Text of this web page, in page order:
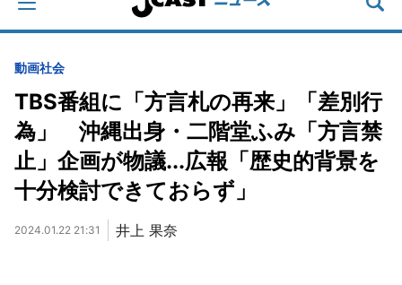
動画社会
TBS番組に「方言札の再来」「差別行
為」 沖縄出身・二階堂ふみ「方言禁
止」企画が物議...広報「歴史的背景を
十分検討できておらず」
2024.01.22 21:31 井上 果奈